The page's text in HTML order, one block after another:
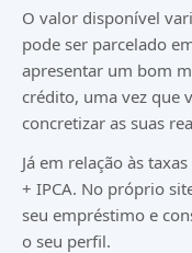
O valor disponível
pode ser parcelado
apresentar um bom
crédito, uma vez que
concretizar as suas
Já em relação às
+ IPCA. No próprio
seu empréstimo e
o seu perfil.